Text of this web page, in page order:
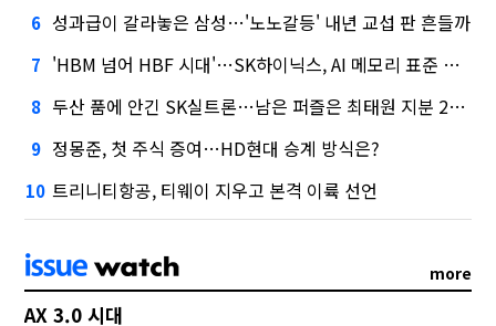
6 성과급이 갈라놓은 삼성…'노노갈등' 내년 교섭 판 흔들까
7 'HBM 넘어 HBF 시대'…SK하이닉스, AI 메모리 표준 선점 나섰다
8 두산 품에 안긴 SK실트론…남은 퍼즐은 최태원 지분 29.4%
9 정몽준, 첫 주식 증여…HD현대 승계 방식은?
10 트리니티항공, 티웨이 지우고 본격 이륙 선언
more
AX 3.0 시대